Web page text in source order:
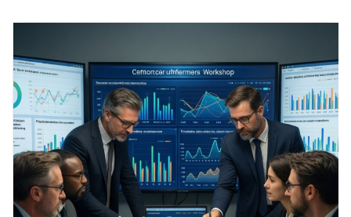
после
повышения
квалификации